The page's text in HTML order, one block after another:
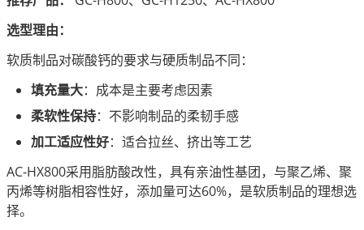
选型理由：
软质制品对碳酸钙的要求与硬质制品不同：
填充量大：成本是主要考虑因素
柔软性保持：不影响制品的柔韧手感
加工适应性好：适合拉丝、挤出等工艺
AC-HX800采用脂肪酸改性，具有亲油性基团，与聚乙烯、聚
丙烯等树脂相容性好，添加量可达60%，是软质制品的理想选
择。